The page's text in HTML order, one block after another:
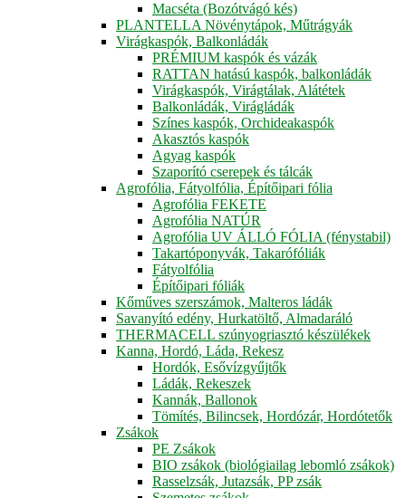
Macséta (Bozótvágó kés)
PLANTELLA Növénytápok, Műtrágyák
Virágkaspók, Balkonládák
PRÉMIUM kaspók és vázák
RATTAN hatású kaspók, balkonládák
Virágkaspók, Virágtálak, Alátétek
Balkonládák, Virágládák
Színes kaspók, Orchideakaspók
Akasztós kaspók
Agyag kaspók
Szaporító cserepek és tálcák
Agrofólia, Fátyolfólia, Építőipari fólia
Agrofólia FEKETE
Agrofólia NATÚR
Agrofólia UV ÁLLÓ FÓLIA (fénystabil)
Takartóponyvák, Takarófóliák
Fátyolfólia
Építőipari fóliák
Kőműves szerszámok, Malteros ládák
Savanyító edény, Hurkatöltő, Almadaráló
THERMACELL szúnyogriasztó készülékek
Kanna, Hordó, Láda, Rekesz
Hordók, Esővízgyűjtők
Ládák, Rekeszek
Kannák, Ballonok
Tömítés, Bilincsek, Hordózár, Hordótetők
Zsákok
PE Zsákok
BIO zsákok (biológiailag lebomló zsákok)
Rasselzsák, Jutazsák, PP zsák